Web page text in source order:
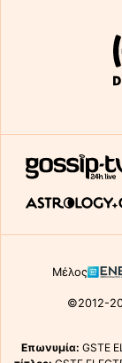
Μέλος
©2012-
Επωνυμία: GSTE